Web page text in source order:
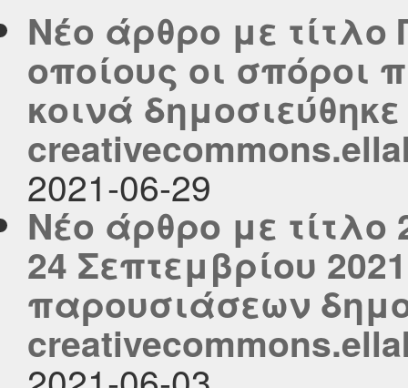
Νέο άρθρο με τίτλο
οποίους οι σπόροι
κοινά
2021-06-29
Νέο άρθρο με τίτλο
24 Σεπτεμβρίου
παρουσιάσεων